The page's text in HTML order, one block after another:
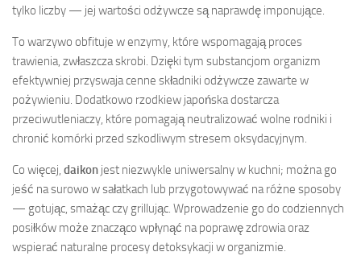
tylko liczby — jej wartości odżywcze są naprawdę imponujące.
To warzywo obfituje w enzymy, które wspomagają proces
trawienia, zwłaszcza skrobi. Dzięki tym substancjom organizm
efektywniej przyswaja cenne składniki odżywcze zawarte w
pożywieniu. Dodatkowo rzodkiew japońska dostarcza
przeciwutleniaczy, które pomagają neutralizować wolne rodniki i
chronić komórki przed szkodliwym stresem oksydacyjnym.
Co więcej, daikon jest niezwykle uniwersalny w kuchni; można go
jeść na surowo w sałatkach lub przygotowywać na różne sposoby
— gotując, smażąc czy grillując. Wprowadzenie go do codziennych
posiłków może znacząco wpłynąć na poprawę zdrowia oraz
wspierać naturalne procesy detoksykacji w organizmie.